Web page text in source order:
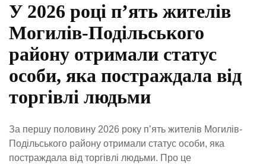
У 2026 році п’ять жителів
Могилів-Подільського
району отримали статус
особи, яка постраждала від
торгівлі людьми
За першу половину 2026 року п’ять жителів Могилів-
Подільського району отримали статус особи, яка
постраждала від торгівлі людьми. Про це